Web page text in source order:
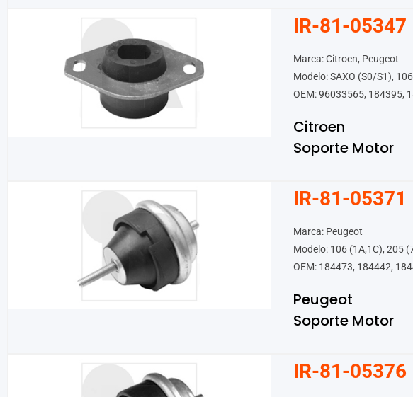
IR-81-05347
Marca: Citroen, Peugeot
Modelo: SAXO (S0/S1),
OEM: 96033565, 184395,
Citroen
Soporte Motor
IR-81-05371
Marca: Peugeot
Modelo: 106 (1A,1C), 205
OEM: 184473, 184442,
Peugeot
Soporte Motor
IR-81-05376